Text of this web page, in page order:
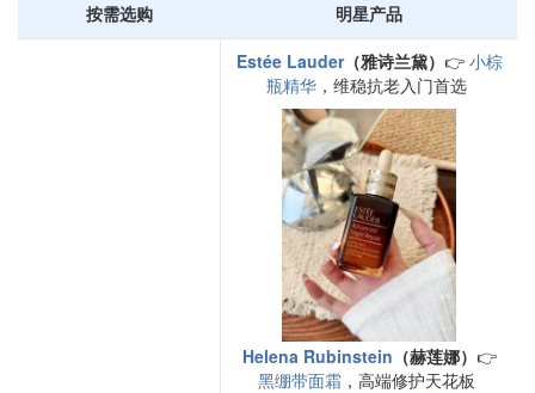
按需选购 明星产品
Estée Lauder（雅诗兰黛） 👉 小棕
瓶精华 ，维稳抗老入门首选
Helena Rubinstein （赫莲娜） 👉
黑绷带面霜 ，高端修护天花板